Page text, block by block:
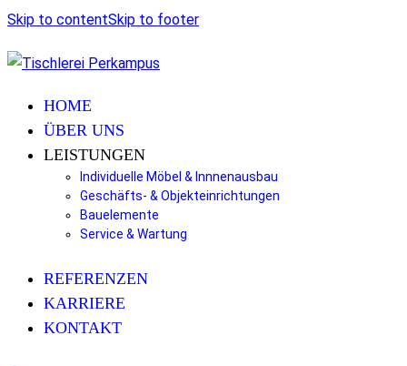
Skip to contentSkip to footer
HOME
ÜBER UNS
LEISTUNGEN
Individuelle Möbel & Innnenausbau
Geschäfts- & Objekteinrichtungen
Bauelemente
Service & Wartung
REFERENZEN
KARRIERE
KONTAKT